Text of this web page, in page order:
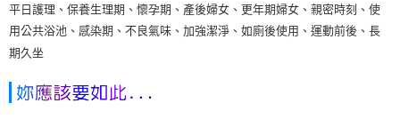
平日護理、保養生理期、懷孕期、產後婦女、更年期婦女、親密時刻、使
用公共浴池、感染期、不良氣味、加強潔淨、如廁後使用、運動前後、長
期久 坐